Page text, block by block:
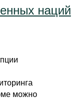
наций
можно